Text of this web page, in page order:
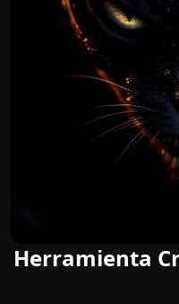
Herramienta